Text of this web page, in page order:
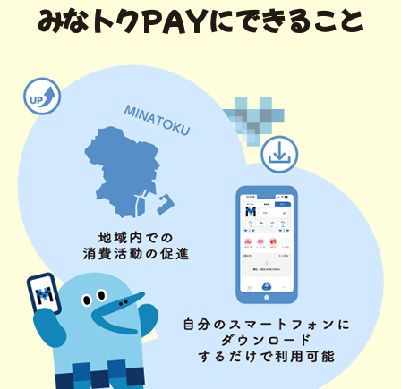
みなトクPAYにできること